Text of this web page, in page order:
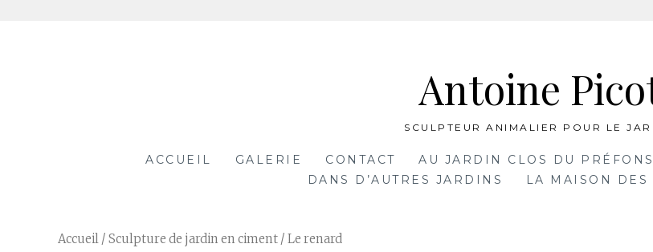
Antoine
SCULPTEUR ANIMALIER POUR LE
ACCUEIL GALERIE CONTACT AU JARDIN CLOS DU PRÉFONS
DANS D’AUTRES JARDINS
LA MAISON DES
Accueil / Sculpture de jardin en ciment / Le renard